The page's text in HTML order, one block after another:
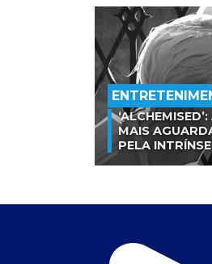
MAIS
PELA